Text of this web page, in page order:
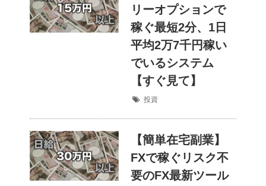
リーオプションで
稼ぐ最短2分、1日
平均2万7千円稼い
でいるシステム
【すぐ見て】
投資
【簡単在宅副業】
FXで稼ぐリスク不
要のFX最新ツール